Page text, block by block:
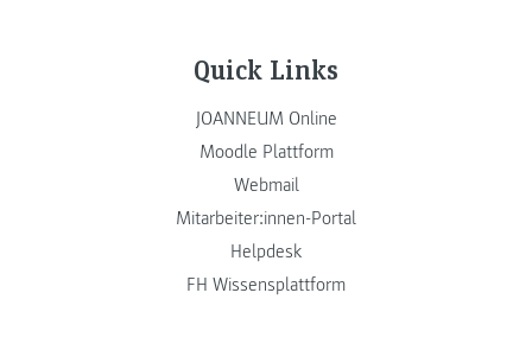
Quick Links
JOANNEUM Online
Moodle Plattform
Webmail
Mitarbeiter:innen-Portal
Helpdesk
FH Wissensplattform